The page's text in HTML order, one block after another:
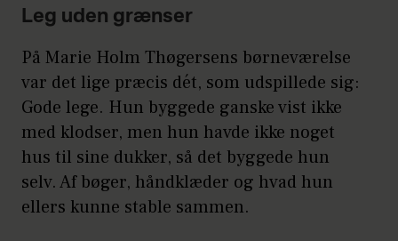
Leg uden grænser
På Marie Holm Thøgersens børneværelse
var det lige præcis dét, som udspillede sig:
Gode lege. Hun byggede ganske vist ikke
med klodser, men hun havde ikke noget
hus til sine dukker, så det byggede hun
selv. Af bøger, håndklæder og hvad hun
ellers kunne stable sammen.